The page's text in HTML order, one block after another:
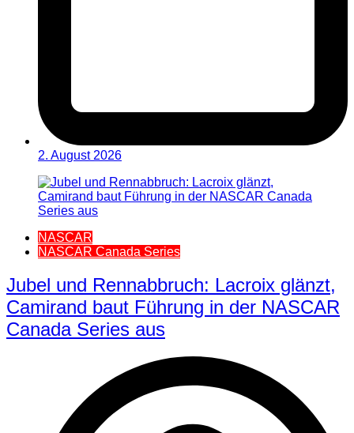
2. August 2026
NASCAR
NASCAR Canada Series
Jubel und Rennabbruch: Lacroix glänzt,
Camirand baut Führung in der NASCAR
Canada Series aus